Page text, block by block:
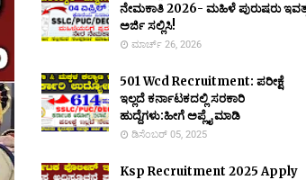
ನೇಮಕಾತಿ 2026- ಮಹಿಳೆ ಪುರುಷರು
ಅರ್ಜಿ ಸಲ್ಲಿಸಿ!
ಮಾರ್ಚ್ 26, 2026
501 Wcd Recruitment: ಪರೀಕ್ಷೆ
ಇಲ್ಲದೆ ಕರ್ನಾಟಕದಲ್ಲಿ ಸರಕಾರಿ
ಹುದ್ದೆಗಳು:ಹೀಗೆ ಅಪ್ಲೈ ಮಾಡಿ
ಡಿಸೆಂಬರ್ 05, 2025
Ksp Recruitment 2025 Apply